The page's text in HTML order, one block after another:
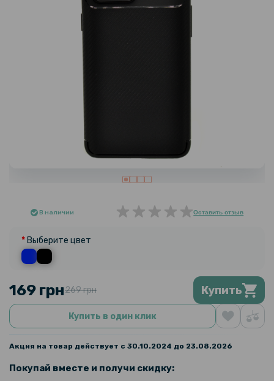
В наличии Оставить отзыв
Выберите цвет
169 грн269 грн Купить
Купить в один клик
Акция на товар действует с 30.10.2024 до 23.08.2026
Покупай вместе и получи скидку: